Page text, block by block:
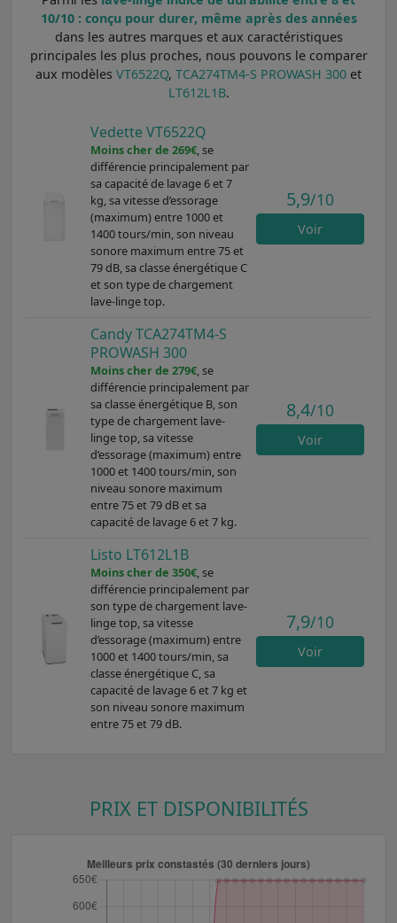
10/10 : conçu pour durer, même après des années
dans les autres marques et aux caractéristiques
principales les plus proches, nous pouvons le comparer
aux modèles VT6522Q, TCA274TM4-S PROWASH 300 et
LT612L1B.
Vedette VT6522Q
Moins cher de 269€, se
différencie principalement par
sa capacité de lavage 6 et 7
kg, sa vitesse d’essorage
(maximum) entre 1000 et
1400 tours/min, son niveau
sonore maximum entre 75 et
79 dB, sa classe énergétique C
et son type de chargement
lave-linge top.
5,9/10
Voir
Candy TCA274TM4-S
PROWASH 300
Moins cher de 279€, se
différencie principalement par
sa classe énergétique B, son
type de chargement lave-
linge top, sa vitesse
d’essorage (maximum) entre
1000 et 1400 tours/min, son
niveau sonore maximum
entre 75 et 79 dB et sa
capacité de lavage 6 et 7 kg.
8,4/10
Voir
Listo LT612L1B
Moins cher de 350€, se
différencie principalement par
son type de chargement lave-
linge top, sa vitesse
d’essorage (maximum) entre
1000 et 1400 tours/min, sa
classe énergétique C, sa
capacité de lavage 6 et 7 kg et
son niveau sonore maximum
entre 75 et 79 dB.
7,9/10
Voir
PRIX ET DISPONIBILITÉS